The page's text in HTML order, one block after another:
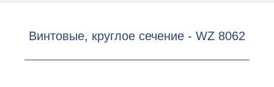
Винтовые, круглое сечение - WZ 8062